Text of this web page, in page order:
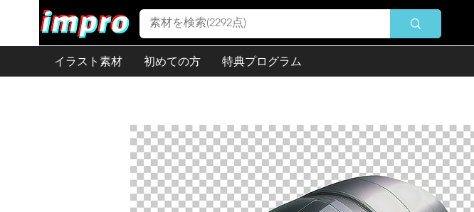
イラスト素材 初めての方 特典プログラム